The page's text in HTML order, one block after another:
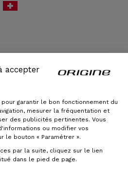
accepter
garantir le bon fonctionnement du
mesurer la fréquentation et
des publicités pertinentes. Vous
ou modifier vos
le bouton « Paramétrer ».
par la suite, cliquez sur le lien
dans le pied de page.
Cycles